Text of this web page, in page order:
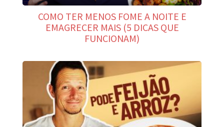
COMO TER MENOS FOME A NOITE E
EMAGRECER MAIS (5 DICAS QUE
FUNCIONAM)